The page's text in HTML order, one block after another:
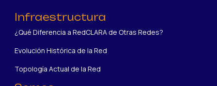
Infraestructura
¿Qué Diferencia a RedCLARA de Otras Redes?
Evolución Histórica de la Red
Topología Actual de la Red